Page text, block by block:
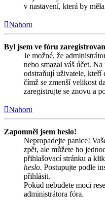
v nastavení, která by
Nahoru
Byl jsem ve fóru
Je možné, že
nebo smazal váš účet.
odstraňují uživatele, kteří
čímž se zmenší velikost
zaregistrujte se znovu a
Nahoru
Zapomněl jsem heslo!
Nepropadejte panice!
zpět, ale můžete ho
přihlašovací stránku a
heslo. Postupujte podle
přihlásit.
Pokud nebudete moci
administrátora fóra.